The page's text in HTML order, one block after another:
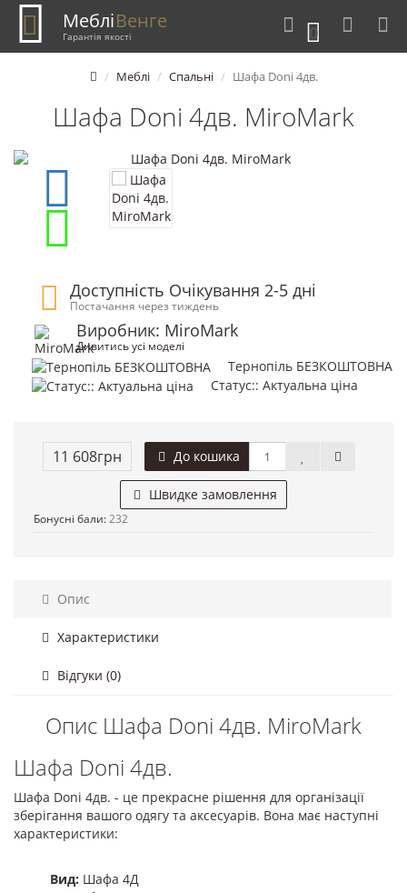
0
МебліВенге
Гарантія якості
Меблі Спальні Шафа Doni 4дв.
Шафа Doni 4дв. MiroMark
Доступність Очікування 2-5 дні
Постачання через тиждень
Виробник: MiroMark
Дивитись усі моделі
Тернопіль БЕЗКОШТОВНА
Статус:: Актуальна ціна
11 608грн До кошика
Швидке замовлення
Бонусні бали:232
Опис
Характеристики
Відгуки (0)
Опис Шафа Doni 4дв. MiroMark
Шафа Doni 4дв.
Шафа Doni 4дв. - це прекрасне рішення для організації
зберігання вашого одягу та аксесуарів. Вона має наступні
характеристики:
Вид: Шафа 4Д